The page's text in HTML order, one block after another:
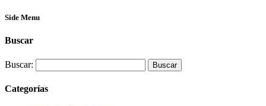
Side Menu
Buscar
Buscar:
Categorías